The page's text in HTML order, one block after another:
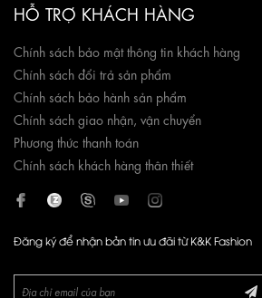
HỖ TRỢ KHÁCH HÀNG
Chính sách bảo mật thông tin khách hàng
Chính sách đổi trả sản phẩm
Chính sách bảo hành sản phẩm
Chính sách giao nhận, vận chuyển
Phương thức thanh toán
Chính sách khách hàng thân thiết
Đăng ký để nhận bản tin ưu đãi từ K&K Fashion